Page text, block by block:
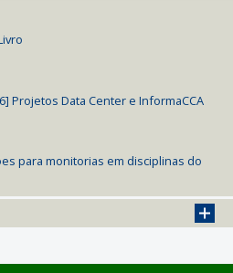
Projetos Data Center e InformaCCA
para monitorias em disciplinas do